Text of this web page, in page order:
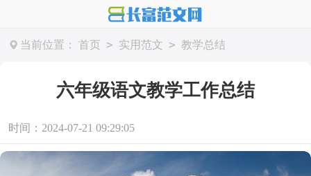
当前位置： 首页 > 实用范文 > 教学总结
六年级语文教学工作总结
时间：2024-07-21 09:29:05